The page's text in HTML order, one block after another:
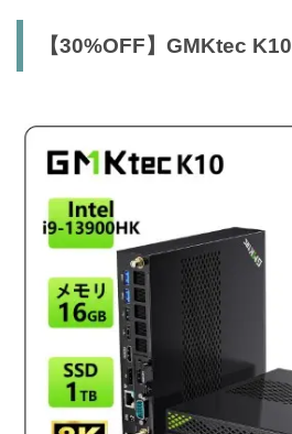
【30%OFF】GMKtec K10